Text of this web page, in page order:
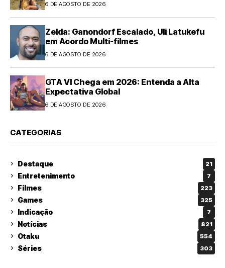
6 DE AGOSTO DE 2026
Zelda: Ganondorf Escalado, Uli Latukefu
em Acordo Multi-filmes
6 DE AGOSTO DE 2026
GTA VI Chega em 2026: Entenda a Alta
Expectativa Global
6 DE AGOSTO DE 2026
CATEGORIAS
Destaque 21
Entretenimento 7
Filmes 223
Games 325
Indicação 7
Notícias 821
Otaku 554
Séries 303